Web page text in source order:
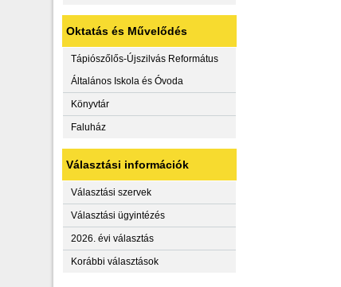
Oktatás és Művelődés
Tápiószőlős-Újszilvás Református
Általános Iskola és Óvoda
Könyvtár
Faluház
Választási információk
Választási szervek
Választási ügyintézés
2026. évi választás
Korábbi választások